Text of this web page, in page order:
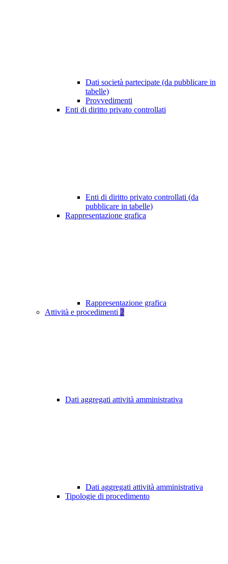
Dati società partecipate (da pubblicare in
tabelle)
Provvedimenti
Enti di diritto privato controllati
Enti di diritto privato controllati (da
pubblicare in tabelle)
Rappresentazione grafica
Rappresentazione grafica
Attività e procedimenti 2
Dati aggregati attività amministrativa
Dati aggregati attività amministrativa
Tipologie di procedimento